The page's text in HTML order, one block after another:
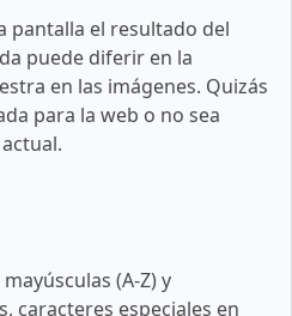
pantalla el resultado del
puede diferir en la
en las imágenes. Quizás
para la web o no sea
(A-Z) y
caracteres especiales en